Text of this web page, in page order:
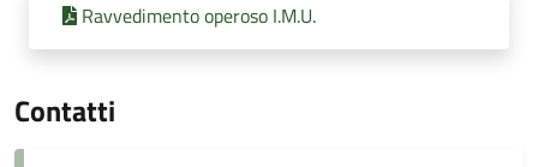
Ravvedimento operoso I.M.U.
Contatti